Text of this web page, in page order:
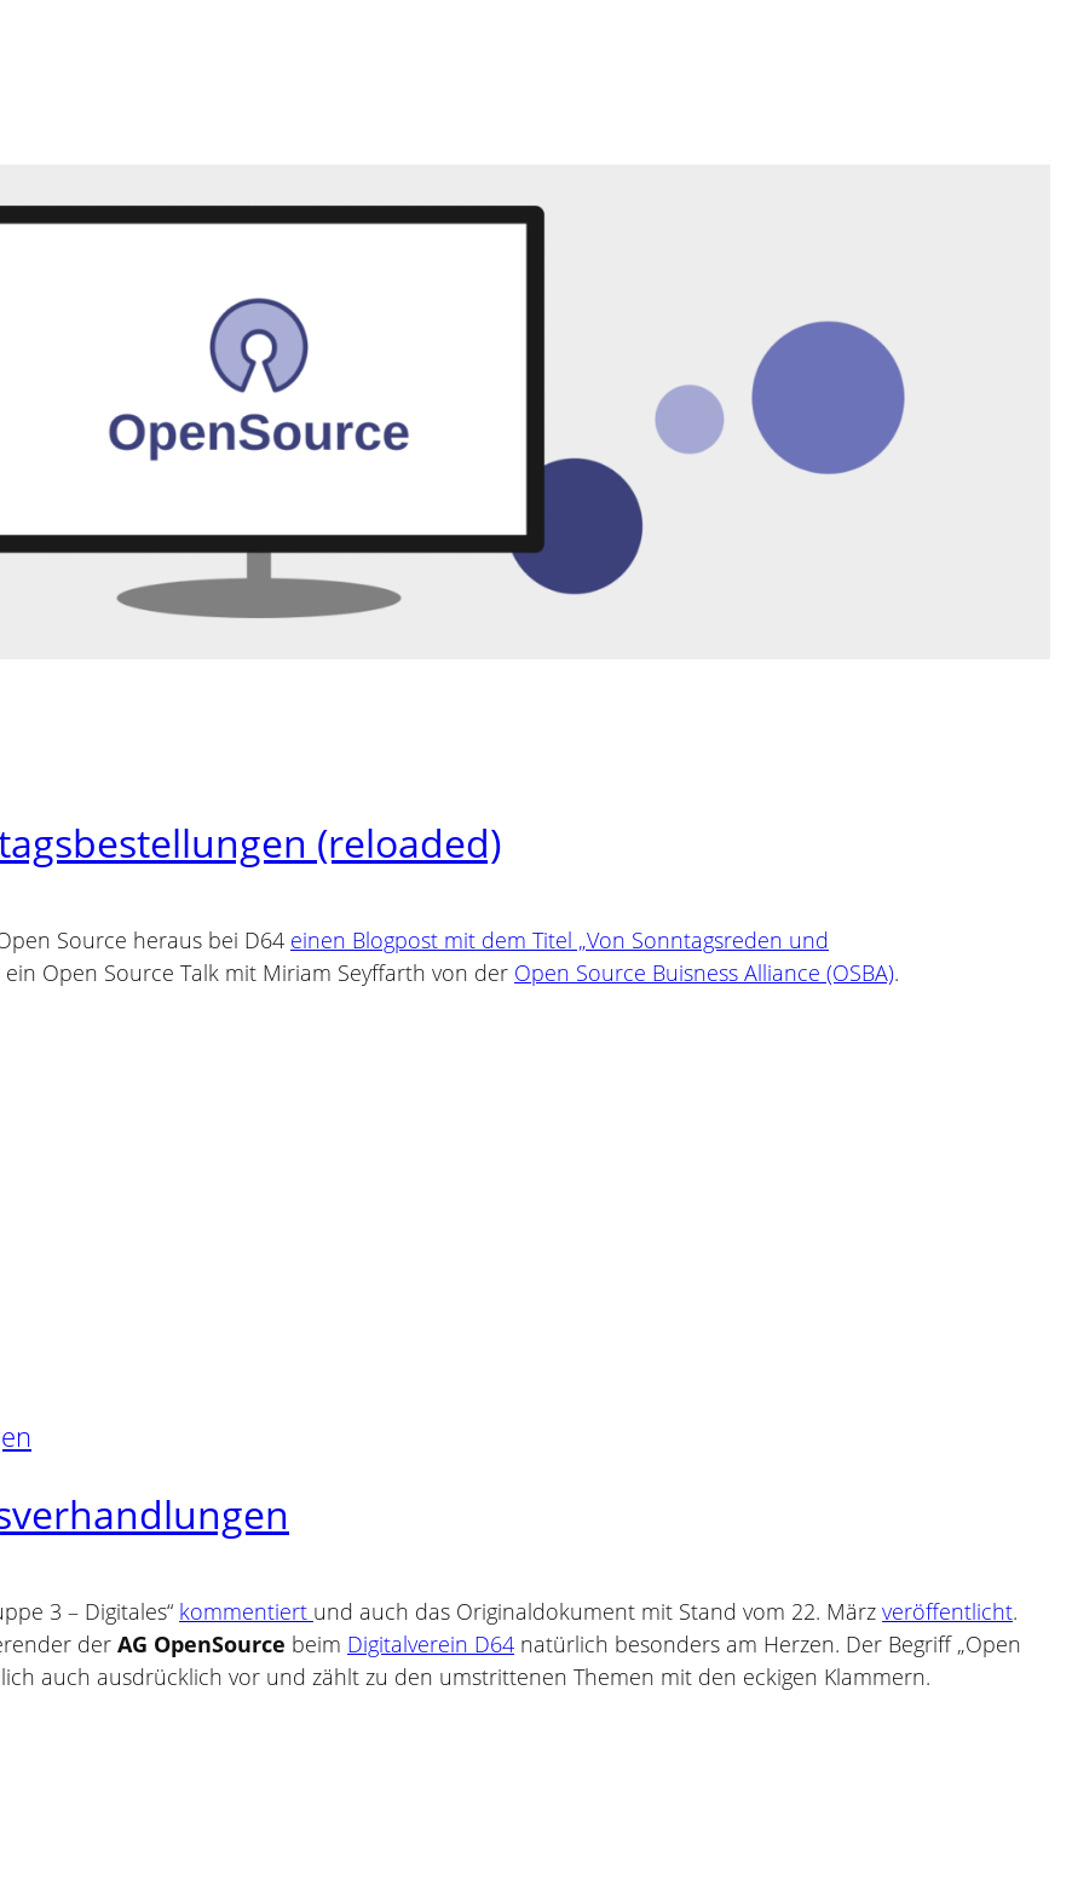
(reloaded)
Source heraus bei D64 einen Blogpost mit dem Titel „Von Sonntagsreden und
ein Open Source Talk mit Miriam Seyffarth von der Open Source Buisness Alliance (OSBA).
3 – Digitales“ kommentiert und auch das Originaldokument mit Stand vom 22. März veröffentlicht.
der AG OpenSource beim Digitalverein D64 natürlich besonders am Herzen. Der Begriff „Open
auch ausdrücklich vor und zählt zu den umstrittenen Themen mit den eckigen Klammern.